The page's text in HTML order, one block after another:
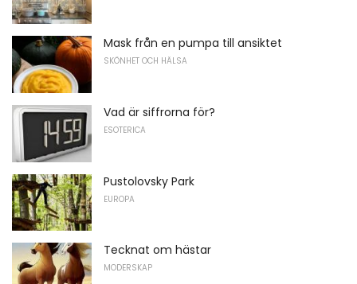
Mask från en pumpa till ansiktet
SKÖNHET OCH HÄLSA
Vad är siffrorna för?
ESOTERICA
Pustolovsky Park
EUROPA
Tecknat om hästar
MODERSKAP